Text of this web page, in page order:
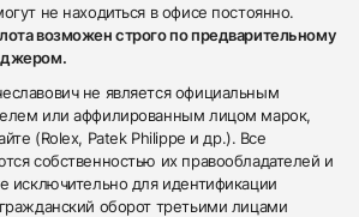
не находиться в офисе постоянно.
возможен строго по предварительному
не является официальным
или аффилированным лицом марок,
(Rolex, Patek Philippe и др.). Все
собственностью их правообладателей и
исключительно для идентификации
оборот третьими лицами